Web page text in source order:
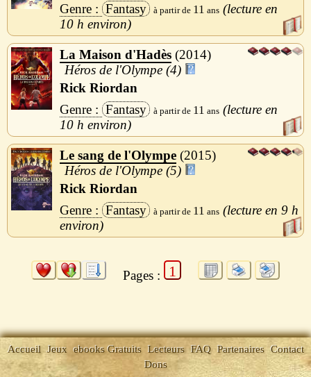
Fantasy
11
10 h
La Maison d'Hadès 2014
Héros de l'Olympe (4)
Rick Riordan
Fantasy
11
10 h
Le sang de l'Olympe 2015
Héros de l'Olympe (5)
Rick Riordan
Fantasy
11 9 h
Pages : 1
Accueil Jeux ebooks Gratuits Lecteurs FAQ Partenaires Contact
Dons